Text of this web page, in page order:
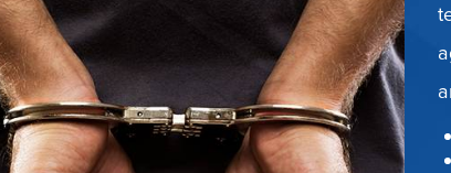
los términos agresión y asalto son
o ambos cargos en conjunto. Por lo general
la agresión se define como cualquier uso
y la agresión es la violencia en sí.